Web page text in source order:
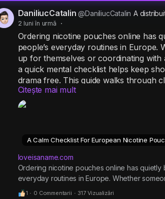
DaniliucCatalin@DaniliucCatalin A
2 luni în urmă ·
Ordering nicotine pouches online has
people’s everyday routines in Europe.
up for themselves or coordinating
a quick mental checklist helps keep
drama free. This guide walks through
before tapping that final confirm order
pouch-orders/
Citește mai mult
A Calm Checklist For European Nicotine
loveisaname.com
Ordering nicotine pouches online has quietly
everyday routines in Europe. Whether
1 · 0 Commentarii · 317 Vizualizări